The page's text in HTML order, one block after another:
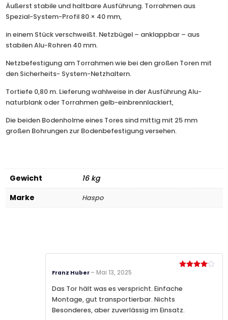
Äußerst stabile und haltbare Ausführung. Torrahmen aus
Spezial-System-Profil 80 × 40 mm,
in einem Stück verschweißt. Netzbügel – anklappbar – aus
stabilen Alu-Rohren 40 mm.
Netzbefestigung am Torrahmen wie bei den großen Toren mit
den Sicherheits- System-Netzhaltern.
Tortiefe 0,80 m. Lieferung wahlweise in der Ausführung Alu-
naturblank oder Torrahmen gelb-einbrennlackiert,
Die beiden Bodenholme eines Tores sind mittig mit 25 mm
großen Bohrungen zur Bodenbefestigung versehen.
Gewicht
16 kg
Marke
Haspo
von 5
Franz Huber – Mai 13, 2025
Das Tor hält was es verspricht. Einfache
Montage, gut transportierbar. Nichts
Besonderes, aber zuverlässig im Einsatz.